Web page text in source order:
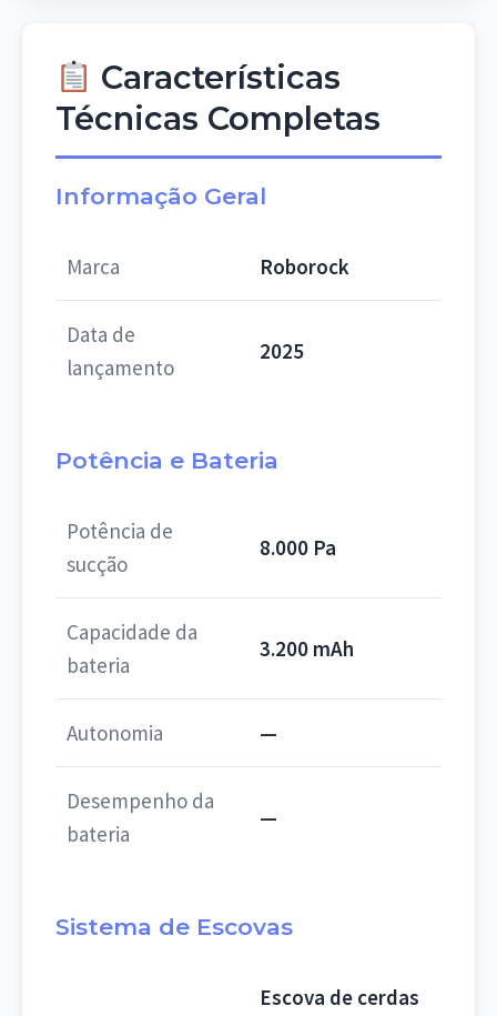
Características
Técnicas Completas
Informação Geral
Marca Roborock
Data de
lançamento
2025
Potência e Bateria
Potência de
sucção
8.000 Pa
Capacidade da
bateria
3.200 mAh
Autonomia —
Desempenho da
bateria
—
Sistema de Escovas
Escova de cerdas